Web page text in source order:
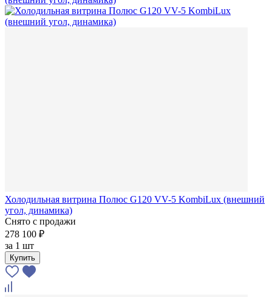
Холодильная витрина Полюс G120 VV-5 KombiLux (внешний
угол, динамика)
Снято с продажи
278 100 ₽
за 1 шт
Купить